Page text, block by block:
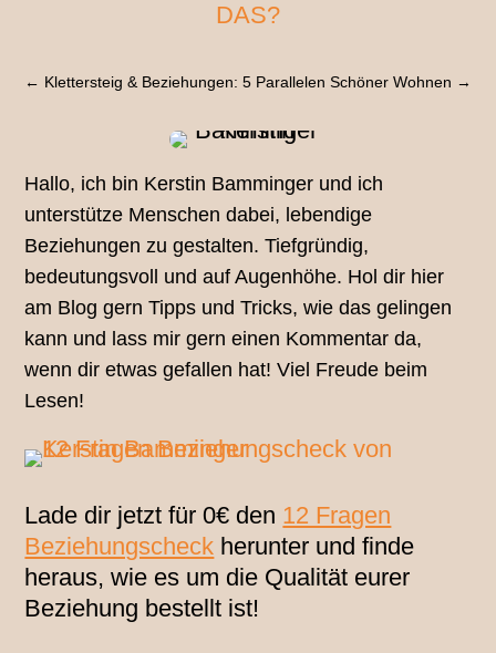
DAS?
← Klettersteig & Beziehungen: 5 Parallelen Schöner Wohnen →
Hallo, ich bin Kerstin Bamminger und ich
unterstütze Menschen dabei, lebendige
Beziehungen zu gestalten. Tiefgründig,
bedeutungsvoll und auf Augenhöhe. Hol dir hier
am Blog gern Tipps und Tricks, wie das gelingen
kann und lass mir gern einen Kommentar da,
wenn dir etwas gefallen hat! Viel Freude beim
Lesen!
Lade dir jetzt für 0€ den 12 Fragen
Beziehungscheck herunter und finde
heraus, wie es um die Qualität eurer
Beziehung bestellt ist!